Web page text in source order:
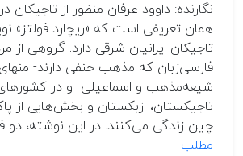
نگارنده: داوود عرفان منظور از تاجیکان
همان تعریفی است که «ریچارد فولتز»
تاجیکان ایرانیان شرقی دارد. گروهی از
فارسی‌زبان که مذهب حنفی دارند-
شیعه‌مذهب و اسماعیلی- و در کشورهای
تاجیکستان، ازبکستان و بخش‌هایی از
چین زندگی می‌کنند. در این نوشته،
مطلب